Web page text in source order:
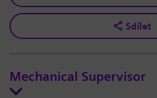
Sdílet
Mechanical Supervisor